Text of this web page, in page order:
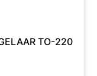
TO-220